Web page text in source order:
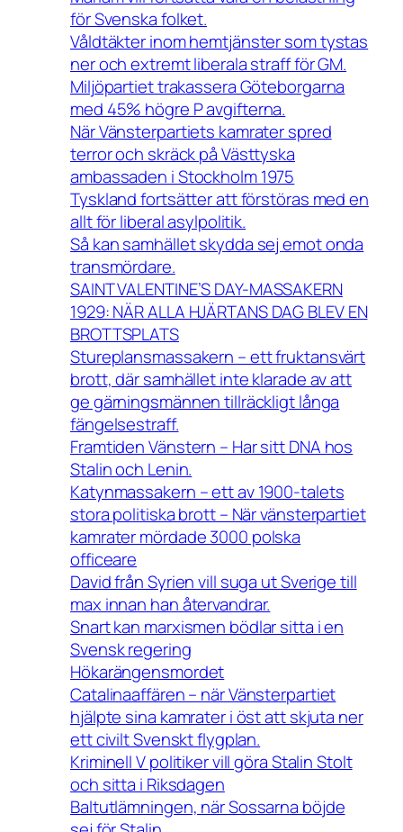
för Svenska folket.
Våldtäkter inom hemtjänster som tystas
ner och extremt liberala straff för GM.
Miljöpartiet trakassera Göteborgarna
med 45% högre P avgifterna.
När Vänsterpartiets kamrater spred
terror och skräck på Västtyska
ambassaden i Stockholm 1975
Tyskland fortsätter att förstöras med en
allt för liberal asylpolitik.
Så kan samhället skydda sej emot onda
transmördare.
SAINT VALENTINE’S DAY-MASSAKERN
1929: NÄR ALLA HJÄRTANS DAG BLEV EN
BROTTSPLATS
Stureplansmassakern – ett fruktansvärt
brott, där samhället inte klarade av att
ge gärningsmännen tillräckligt långa
fängelsestraff.
Framtiden Vänstern – Har sitt DNA hos
Stalin och Lenin.
Katynmassakern – ett av 1900-talets
stora politiska brott – När vänsterpartiet
kamrater mördade 3000 polska
officeare
David från Syrien vill suga ut Sverige till
max innan han återvandrar.
Snart kan marxismen bödlar sitta i en
Svensk regering
Hökarängensmordet
Catalinaaffären – när Vänsterpartiet
hjälpte sina kamrater i öst att skjuta ner
ett civilt Svenskt flygplan.
Kriminell V politiker vill göra Stalin Stolt
och sitta i Riksdagen
Baltutlämningen, när Sossarna böjde